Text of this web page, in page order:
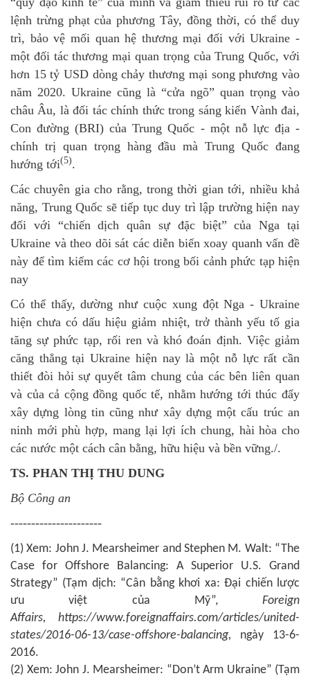
lệnh trừng phạt của phương Tây, đồng thời, có thể duy
trì, bảo vệ mối quan hệ thương mại đối với Ukraine -
một đối tác thương mại quan trọng của Trung Quốc, với
hơn 15 tỷ USD dòng chảy thương mại song phương vào
năm 2020. Ukraine cũng là “cửa ngõ” quan trọng vào
châu Âu, là đối tác chính thức trong sáng kiến Vành đai,
Con đường (BRI) của Trung Quốc - một nỗ lực địa -
chính trị quan trọng hàng đầu mà Trung Quốc đang
hướng tới(5).
Các chuyên gia cho rằng, trong thời gian tới, nhiều khả
năng, Trung Quốc sẽ tiếp tục duy trì lập trường hiện nay
đối với “chiến dịch quân sự đặc biệt” của Nga tại
Ukraine và theo dõi sát các diễn biến xoay quanh vấn đề
này để tìm kiếm các cơ hội trong bối cảnh phức tạp hiện
nay
Có thể thấy, dường như cuộc xung đột Nga - Ukraine
hiện chưa có dấu hiệu giảm nhiệt, trở thành yếu tố gia
tăng sự phức tạp, rối ren và khó đoán định. Việc giảm
căng thẳng tại Ukraine hiện nay là một nỗ lực rất cần
thiết đòi hỏi sự quyết tâm chung của các bên liên quan
và của cả cộng đồng quốc tế, nhằm hướng tới thúc đẩy
xây dựng lòng tin cũng như xây dựng một cấu trúc an
ninh mới phù hợp, mang lại lợi ích chung, hài hòa cho
các nước một cách cân bằng, hữu hiệu và bền vững./.
TS. PHAN THỊ THU DUNG
Bộ Công an
----------------------
(1) Xem: John J. Mearsheimer and Stephen M. Walt: “The
Case for Offshore Balancing: A Superior U.S. Grand
Strategy” (Tạm dịch: “Cân bằng khơi xa: Đại chiến lược
ưu việt của Mỹ”, Foreign
Affairs,
https://www.foreignaffairs.com/articles/united-
states/2016-06-13/case-offshore-balancing, ngày 13-6-
2016.
(2) Xem: John J. Mearsheimer: “Don’t Arm Ukraine” (Tạm